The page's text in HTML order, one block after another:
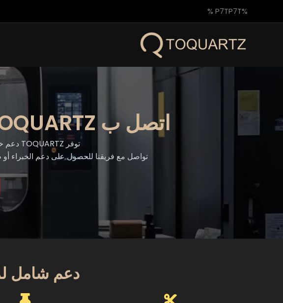
%P7TP7T %
اتصل ب TOQUARTZ® للحصول على الدعم الشامل
توفر TOQUARTZ دعم خدمة شاملة لجميع احتياجاتك من منتجات زجاج الكوارتز.
تواصل مع فريقنا للحصول على دعم الخبراء
دعم شامل